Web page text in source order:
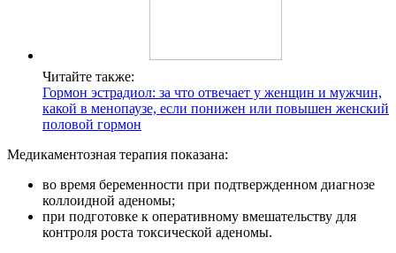
Читайте также:
Гормон эстрадиол: за что отвечает у женщин и мужчин,
какой в менопаузе, если понижен или повышен женский
половой гормон
Медикаментозная терапия показана:
во время беременности при подтвержденном диагнозе
коллоидной аденомы;
при подготовке к оперативному вмешательству для
контроля роста токсической аденомы.